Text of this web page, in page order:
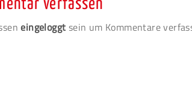
verfassen
eingeloggt sein um Kommentare